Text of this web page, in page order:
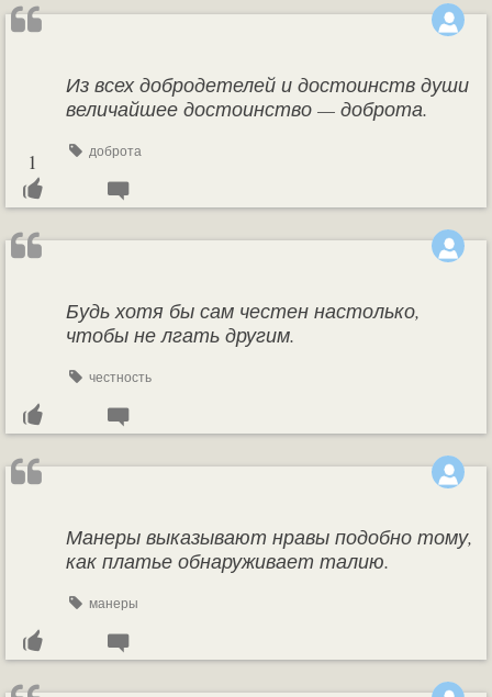
Из всех добродетелей и достоинств души
величайшее достоинство — доброта.
доброта
1
Будь хотя бы сам честен настолько,
чтобы не лгать другим.
честность
Манеры выказывают нравы подобно тому,
как платье обнаруживает талию.
манеры